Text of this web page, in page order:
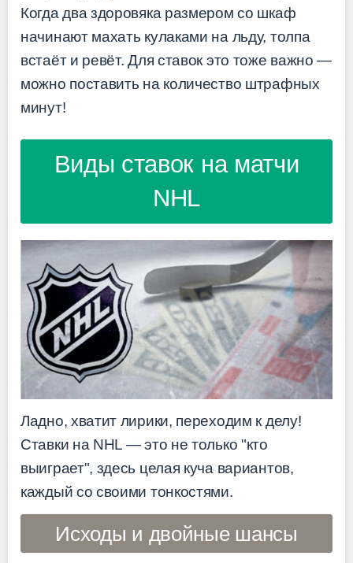
Когда два здоровяка размером со шкаф
начинают махать кулаками на льду, толпа
встаёт и ревёт. Для ставок это тоже важно —
можно поставить на количество штрафных
минут!
Виды ставок на матчи
NHL
Ладно, хватит лирики, переходим к делу!
Ставки на NHL — это не только "кто
выиграет", здесь целая куча вариантов,
каждый со своими тонкостями.
Исходы и двойные шансы